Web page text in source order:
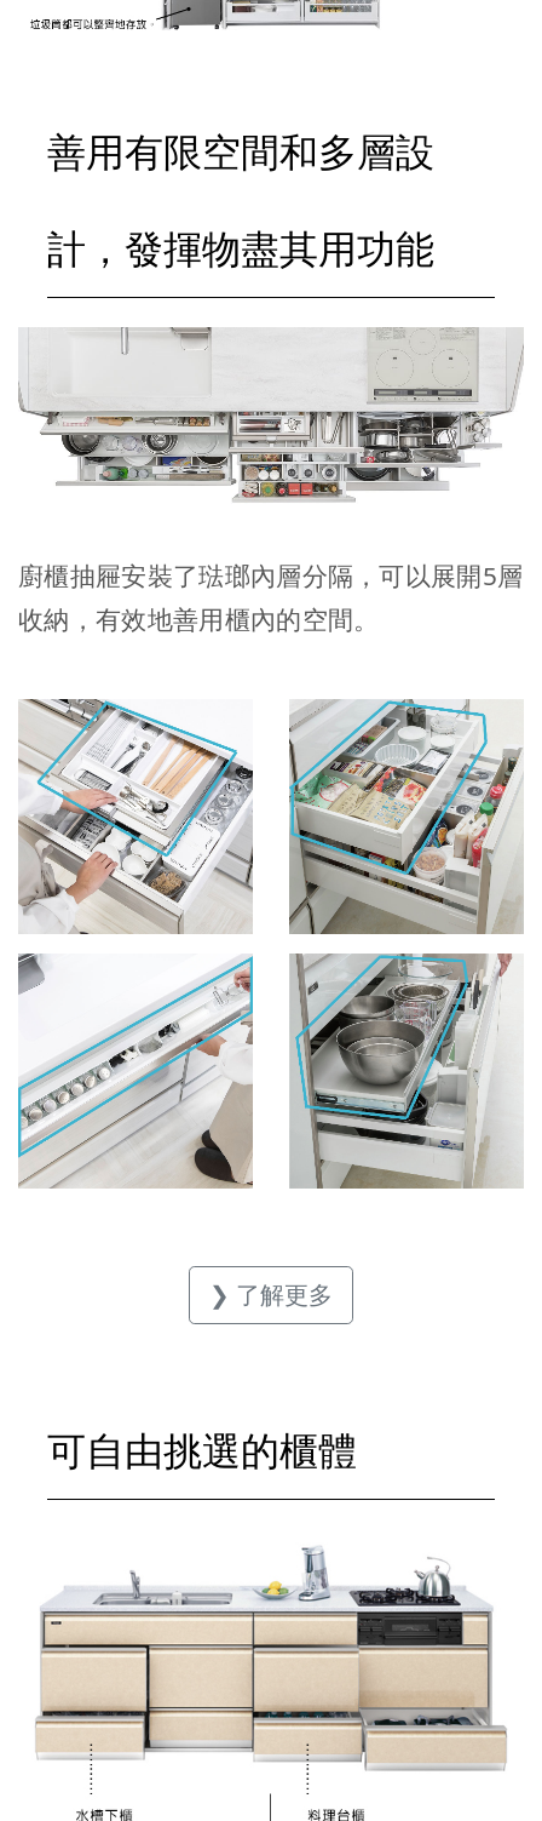
善用有限空間和多層設
計，發揮物盡其用功能
廚櫃抽屜安裝了琺瑯內層分隔，可以展開5層
收納，有效地善用櫃內的空間。
❯ 了解更多
可自由挑選的櫃體